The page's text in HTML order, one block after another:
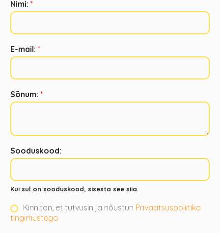
Nimi: *
E-mail: *
Sõnum: *
Sooduskood:
Kui sul on sooduskood, sisesta see siia.
Kinnitan, et tutvusin ja nõustun Privaatsuspoliitika
tingimustega